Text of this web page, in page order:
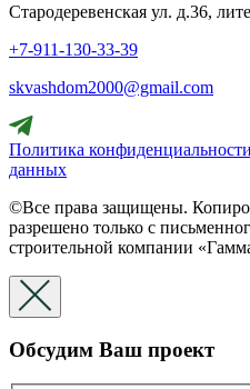
Стародеревенская ул. д.36,
+7-911-130-33-39
skvashdom2000@gmail.com
Политика
данных
©Все права защищены.
разрешено только с
строительной компании
Обсудим Ваш проект